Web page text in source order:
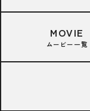
MOVIE
ムービー一覧